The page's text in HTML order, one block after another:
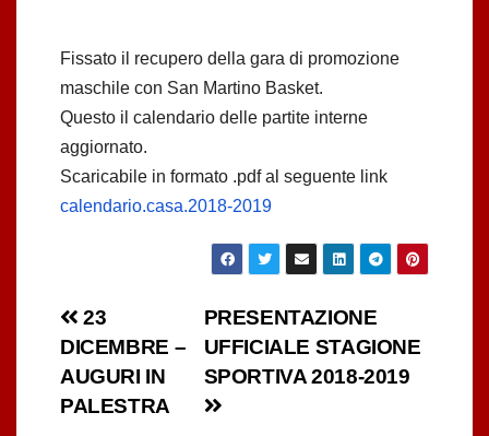
Fissato il recupero della gara di promozione
maschile con San Martino Basket.
Questo il calendario delle partite interne
aggiornato.
Scaricabile in formato .pdf al seguente link
calendario.casa.2018-2019
Navigazione
articoli
PRESENTAZIONE
UFFICIALE STAGIONE
SPORTIVA 2018-2019
23
DICEMBRE –
AUGURI IN
PALESTRA